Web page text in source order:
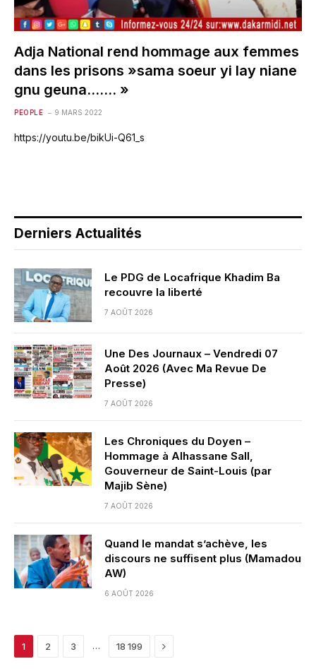
Adja National rend hommage aux femmes
dans les prisons »sama soeur yi lay niane
gnu geuna……. »
PEOPLE 9 MARS 2022
https://youtu.be/bikUi-Q61_s
Derniers Actualités
Le PDG de Locafrique Khadim Ba
recouvre la liberté
7 AOÛT 2026
Une Des Journaux – Vendredi 07
Août 2026 (Avec Ma Revue De
Presse)
7 AOÛT 2026
Les Chroniques du Doyen –
Hommage à Alhassane Sall,
Gouverneur de Saint-Louis (par
Majib Sène)
7 AOÛT 2026
Quand le mandat s’achève, les
discours ne suffisent plus (Mamadou
AW)
6 AOÛT 2026
1 2 3 … 18 199 Next